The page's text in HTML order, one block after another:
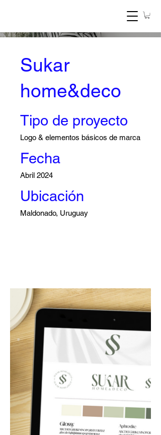
Sukar
home&deco
Tipo de proyecto
Logo & elementos básicos de marca
Fecha
Abril 2024
Ubicación
Maldonado, Uruguay